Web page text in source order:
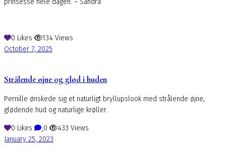
prinsesse hele dagen. – Sandra
0 Likes 134 Views
October 7, 2025
Strålende øjne og glød i huden
Pernille ønskede sig et naturligt bryllupslook med strålende øjne,
glødende hud og naturlige krøller.
0 Likes 0 433 Views
January 25, 2023